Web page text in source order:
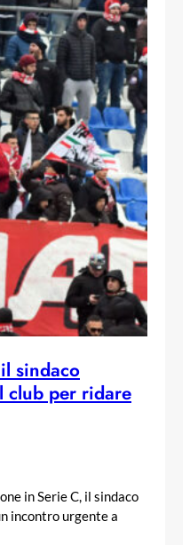
sindaco
club per ridare
in Serie C, il sindaco
incontro urgente a